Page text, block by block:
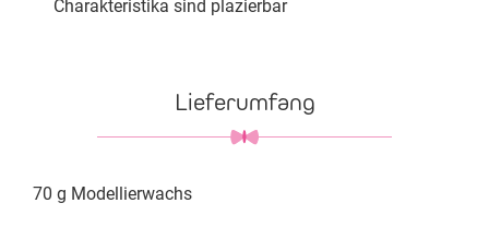
Charakteristika sind plazierbar
Lieferumfang
70 g Modellierwachs